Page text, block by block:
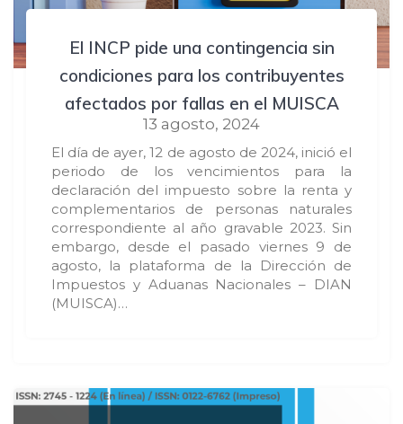
El INCP pide una contingencia sin
condiciones para los contribuyentes
afectados por fallas en el MUISCA
13 agosto, 2024
El día de ayer, 12 de agosto de 2024, inició el
periodo de los vencimientos para la
declaración del impuesto sobre la renta y
complementarios de personas naturales
correspondiente al año gravable 2023. Sin
embargo, desde el pasado viernes 9 de
agosto, la plataforma de la Dirección de
Impuestos y Aduanas Nacionales – DIAN
(MUISCA)…